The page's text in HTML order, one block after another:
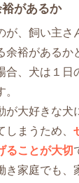
があるか
が、飼い主さ
裕があるか
合、犬は１日
が大好きな犬
まうため、
ることが大切
き家庭でも、